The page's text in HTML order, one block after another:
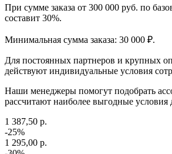
При сумме заказа от 300 000 руб. по
составит 30%.
Минимальная сумма заказа: 30 000 ₽.
Для постоянных партнеров и крупных
действуют индивидуальные условия
Наши менеджеры помогут подобрать
рассчитают наиболее выгодные условия
1 387,50 р.
-25%
1 295,00 р.